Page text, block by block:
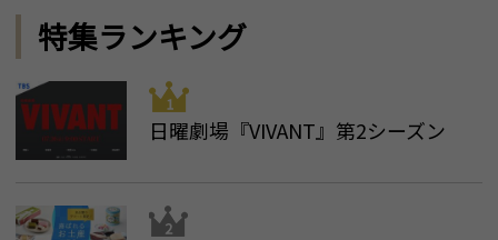
特集ランキング
日曜劇場『VIVANT』第2シーズン